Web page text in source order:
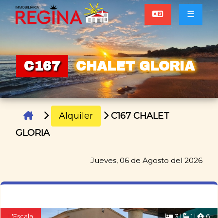
C167 CHALET GLORIA
☰
Alquiler
C167 CHALET
GLORIA
Jueves, 06 de Agosto del 2026
L'Escala 3 | 1 | 6